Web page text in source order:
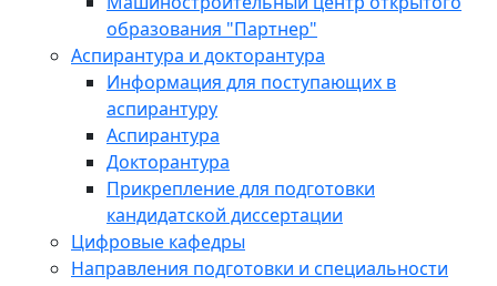
образования "Партнер"
Аспирантура и докторантура
Информация для поступающих в
аспирантуру
Аспирантура
Докторантура
Прикрепление для подготовки
кандидатской диссертации
Цифровые кафедры
Направления подготовки и специальности